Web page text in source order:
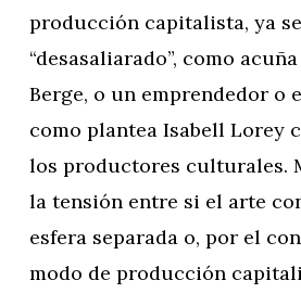
producción capitalista, ya
“desasaliarado”, como
Berge, o un emprendedor o
como plantea Isabell Lorey
los productores culturales.
la tensión entre si el arte
esfera separada o, por el
modo de producción